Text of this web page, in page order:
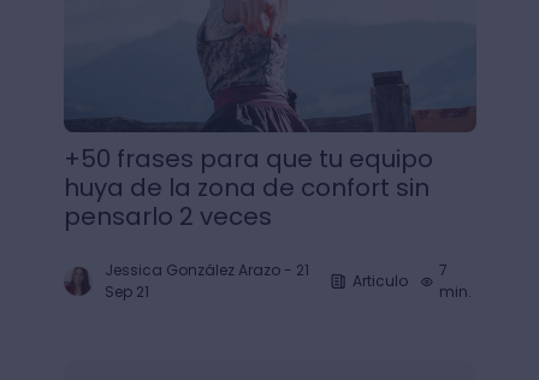
+50 frases para que tu equipo
huya de la zona de confort sin
pensarlo 2 veces
Jessica González Arazo- 21
Sep 21
Articulo
7
min.